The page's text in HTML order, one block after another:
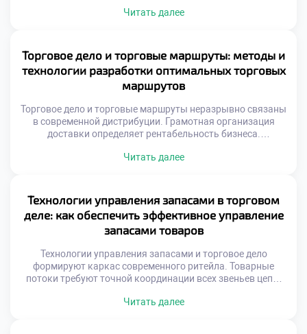
действий соперников превращает любую бизнес-
взаимосвязанных участников обмена. Появление новых
игроков или технологий мгновенно меняет правила
ведения торговли. Адаптивность к внешним […]
Читать далее
Торговое дело и торговые маршруты: методы и
технологии разработки оптимальных торговых
маршрутов
Торговое дело и торговые маршруты неразрывно связаны
в современной дистрибуции. Грамотная организация
доставки определяет рентабельность бизнеса.
компании. Скорость оборачиваемости товаров напрямую
Геопозиционирование изменило принципы планирования
перевозок. Спутниковые данные позволяют видеть
ситуацию мгновенно. Алгоритмы учитывают пробки и
погодные условия. Динамическая корректировка курса
Читать далее
Технологии управления запасами в торговом
деле: как обеспечить эффективное управление
запасами товаров
Технологии управления запасами и торговое дело
формируют каркас современного ритейла. Товарные
потоки требуют точной координации всех звеньев цепи.
предприятия. Дефицит же приводит к прямой потере
Читать далее